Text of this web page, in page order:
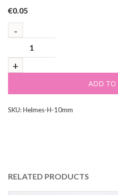
€0.05
ADD TO
SKU:Helmes-H-10mm
RELATED PRODUCTS